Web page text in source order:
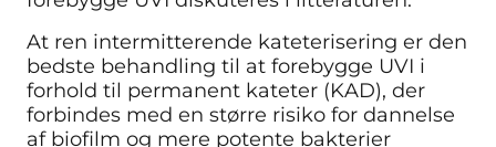
At ren intermitterende kateterisering er den
bedste behandling til at forebygge UVI i
forhold til permanent kateter (KAD), der
forbindes med en større risiko for dannelse
af biofilm og mere potente bakterier